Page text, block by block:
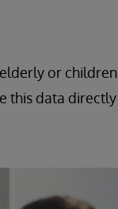
or children
this data directly